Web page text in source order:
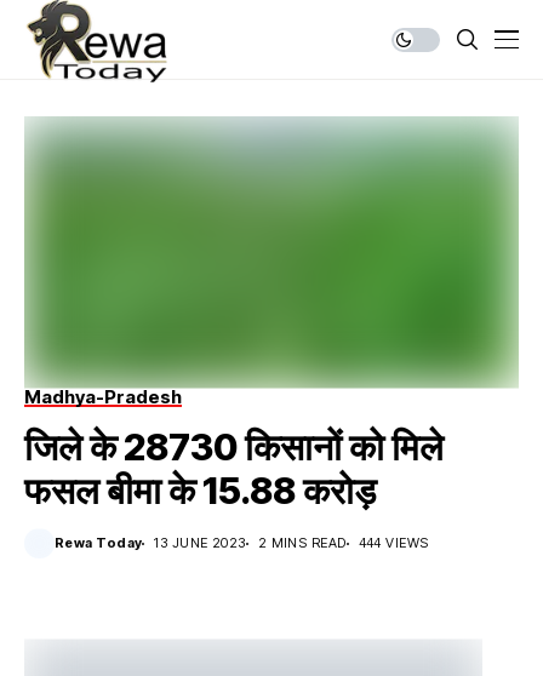
Madhya-Pradesh
जिले के 28730 किसानों को मिले
फसल बीमा के 15.88 करोड़
Rewa Today 13 JUNE 2023 2 MINS READ 444 VIEWS